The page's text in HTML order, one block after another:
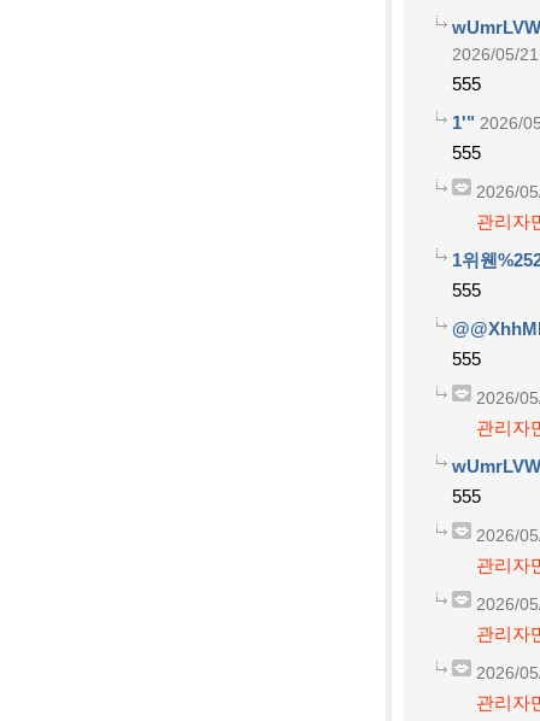
2026/05/
555
1'" 2026/
555
2026/
관리자
1위웬
555
555
2026/
관리자
555
2026/
관리자
2026/
관리자
2026/
관리자